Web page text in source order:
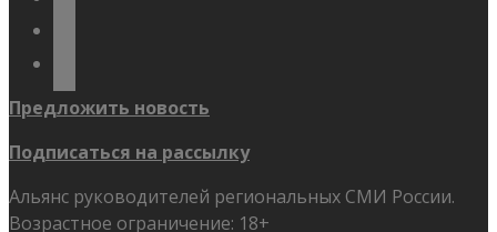
Предложить новость
Подписаться на рассылку
Альянс руководителей региональных СМИ России.
Возрастное ограничение: 18+